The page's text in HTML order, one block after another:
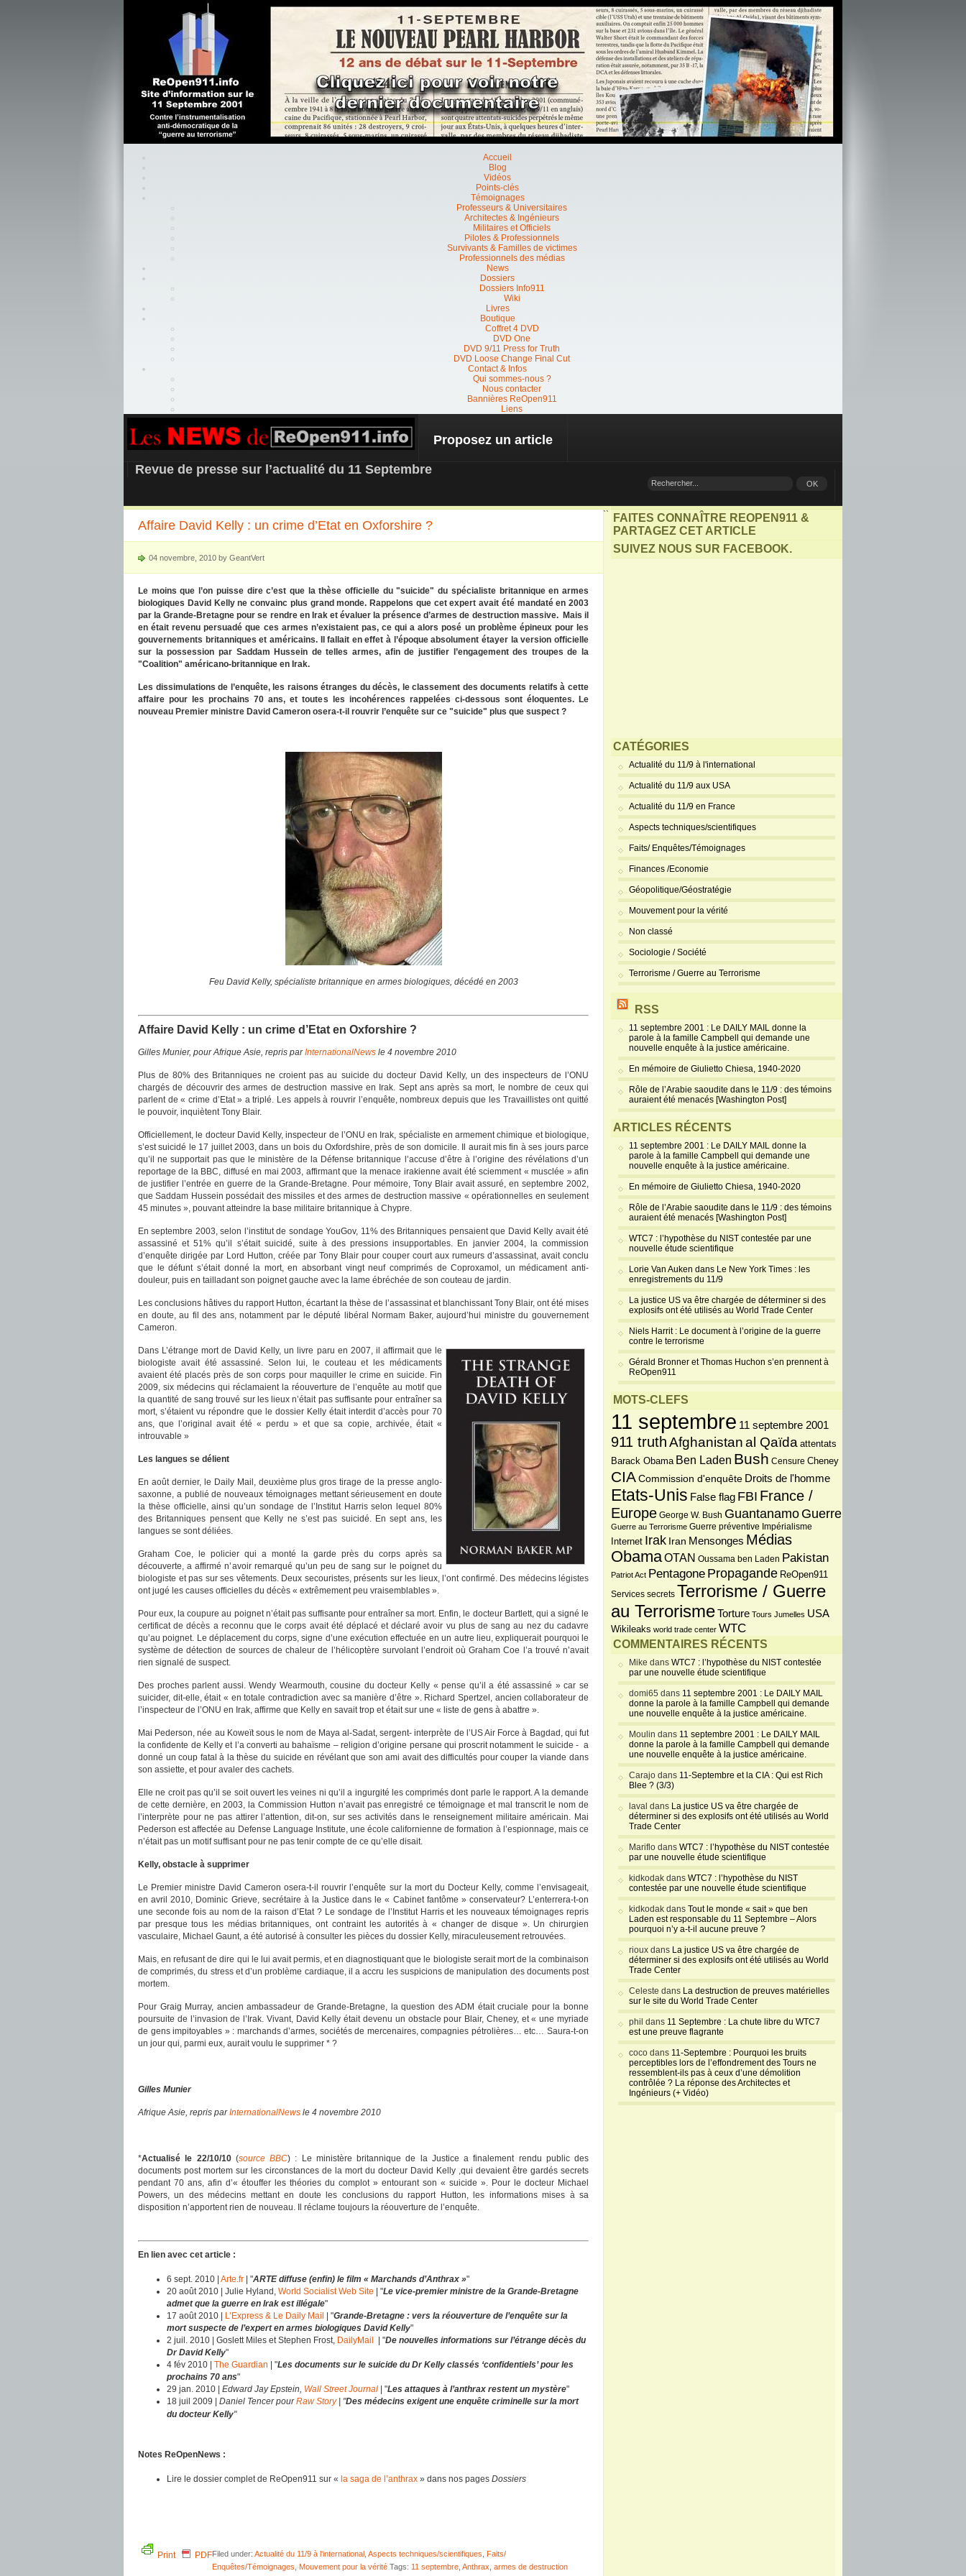
Accueil
Blog
Vidéos
Points-clés
Témoignages
Professeurs & Universitaires
Architectes & Ingénieurs
Militaires et Officiels
Pilotes & Professionnels
Survivants & Familles de victimes
Professionnels des médias
News
Dossiers
Dossiers Info911
Wiki
Livres
Boutique
Coffret 4 DVD
DVD One
DVD 9/11 Press for Truth
DVD Loose Change Final Cut
Contact & Infos
Qui sommes-nous ?
Nous contacter
Bannières ReOpen911
Liens
REOPEN911 – NEWS
Proposez un article
Revue de presse sur l’actualité du 11 Septembre
Affaire David Kelly : un crime d’Etat en Oxforshire ?
04 novembre, 2010 by GeantVert
Le moins que l’on puisse dire c’est que la thèse officielle du "suicide" du spécialiste britannique en armes
biologiques David Kelly ne convainc plus grand monde. Rappelons que cet expert avait été mandaté en 2003
par la Grande-Bretagne pour se rendre en Irak et évaluer la présence d’armes de destruction massive. Mais il
en était revenu persuadé que ces armes n’existaient pas, ce qui a alors posé un problème épineux pour les
gouvernements britanniques et américains. Il fallait en effet à l’époque absolumentétayer la version officielle
sur la possession par Saddam Hussein de telles armes, afin de justifier l’engagement des troupes de la
"Coalition" américano-britannique en Irak.
Les dissimulations de l’enquête, les raisons étranges du décès, le classement des documents relatifs à cette
affaire pour les prochains 70 ans, et toutes les incohérences rappelées ci-dessous sont éloquentes. Le
nouveau Premier ministre David Cameron osera-t-il rouvrir l’enquête sur ce "suicide" plus que suspect ?
Feu David Kelly, spécialiste britannique en armes biologiques, décédé en 2003
Affaire David Kelly : un crime d’Etat en Oxforshire ?
Gilles Munier, pour Afrique Asie, repris parInternationalNews le 4 novembre 2010
Plus de 80% des Britanniques ne croient pas au suicide du docteur David Kelly, un des inspecteurs de l’ONU
chargés de découvrir des armes de destruction massive en Irak. Sept ans après sa mort, le nombre de ceux qui
parlent de « crime d’Etat » a triplé. Les appels à rouvrir l’enquête, nombreux depuis que les Travaillistes ont quitté
le pouvoir, inquiètent Tony Blair.
Officiellement, le docteur David Kelly, inspecteur de l’ONU en Irak, spécialiste en armement chimique et biologique,
s’est suicidé le 17 juillet 2003, dans un bois du Oxfordshire, près de son domicile. Il aurait mis fin à ses jours parce
qu’il ne supportait pas que le ministère de la Défense britannique l’accuse d’être à l’origine des révélations d’un
reportage de la BBC, diffusé en mai 2003, affirmant que la menace irakienne avait été sciemment « musclée » afin
de justifier l’entrée en guerre de la Grande-Bretagne. Pour mémoire, Tony Blair avait assuré, en septembre 2002,
que Saddam Hussein possédait des missiles et des armes de destruction massive « opérationnelles en seulement
45 minutes », pouvant atteindre la base militaire britannique à Chypre.
En septembre 2003, selon l’institut de sondage YouGov, 11% des Britanniques pensaient que David Kelly avait été
assassiné et 51% qu’il s’était suicidé, suite à des pressions insupportables. En janvier 2004, la commission
d’enquête dirigée par Lord Hutton, créée par Tony Blair pour couper court aux rumeurs d’assassinat, avait conclu
que le défunt s’était donné la mort, en absorbant vingt neuf comprimés de Coproxamol, un médicament anti-
douleur, puis en tailladant son poignet gauche avec la lame ébréchée de son couteau de jardin.
Les conclusions hâtives du rapport Hutton, écartant la thèse de l’assassinat et blanchissant Tony Blair, ont été mises
en doute, au fil des ans, notamment par le député libéral Normam Baker, aujourd’hui ministre du gouvernement
Cameron.
Dans L’étrange mort de David Kelly, un livre paru en 2007, il affirmait que le
biologiste avait été assassiné. Selon lui, le couteau et les médicaments
avaient été placés près de son corps pour maquiller le crime en suicide. Fin
2009, six médecins qui réclamaient la réouverture de l’enquête au motif que
la quantité de sang trouvé sur les lieux n’était pas suffisante pour entraîner sa
mort, s’étaient vu répondre que le dossier Kelly était interdit d’accès pour 70
ans, que l’original avait été « perdu » et que sa copie, archivée, était «
introuvable »
Les langues se délient
En août dernier, le Daily Mail, deuxième plus gros tirage de la presse anglo-
saxonne, a publié de nouveaux témoignages mettant sérieusement en doute
la thèse officielle, ainsi qu’un sondage de l’Institut Harris selon lequel 80%
des Britanniques pensent que Kelly ne s’est pas suicidé. En sept ans, les
langues se sont déliées.
Graham Coe, le policier qui a monté la garde près du corps après sa
découverte, a affirmé n’avoir remarqué qu’un peu de sang sur le poignet du
biologiste et pas sur ses vêtements. Deux secouristes, présents sur les lieux, l’ont confirmé. Des médecins légistes
ont jugé les causes officielles du décès « extrêmement peu vraisemblables ».
Pour eux, la coupure au poignet n’était pas suffisante pour entraîner sa mort. Enfin, le docteur Bartlett, qui a signé le
certificat de décès a reconnu que le corps avait été déplacé et déclaré avoir vu plus de sang au nez du cadavre
qu’au poignet. Le déplacement du corps, signe d’une exécution effectuée en un autre lieu, expliquerait pourquoi le
système de détection de sources de chaleur de l’hélicoptère survolant l’endroit où Graham Coe l’a trouvé n’avait
rien signalé de suspect.
Des proches parlent aussi. Wendy Wearmouth, cousine du docteur Kelly « pense qu’il a été assassiné » car se
suicider, dit-elle, était « en totale contradiction avec sa manière d’être ». Richard Spertzel, ancien collaborateur de
l’inspecteur de l’ONU en Irak, affirme que Kelly en savait trop et était sur une « liste de gens à abattre ».
Mai Pederson, née au Koweït sous le nom de Maya al-Sadat, sergent- interprète de l’US Air Force à Bagdad, qui fut
la confidente de Kelly et l’a converti au bahaïsme – religion d’origine persane qui proscrit notamment le suicide - a
donné un coup fatal à la thèse du suicide en révélant que son ami avait des difficultés pour couper la viande dans
son assiette, et pour avaler des cachets.
Elle ne croit pas qu’il se soit ouvert les veines ni qu’il a ingurgité les comprimés dont parle le rapport. A la demande
de cette dernière, en 2003, la Commission Hutton n’avait pas enregistré ce témoignage et mal transcrit le nom de
l’interprète pour ne pas attirer l’attention, dit-on, sur ses activités dans le renseignement militaire américain. Mai
Pederson est affectée au Defense Language Institute, une école californienne de formation à l’espionnage, mais ce
n’était pas un motif suffisant pour ne pas tenir compte de ce qu’elle disait.
Kelly, obstacle à supprimer
Le Premier ministre David Cameron osera-t-il rouvrir l’enquête sur la mort du Docteur Kelly, comme l’envisageait,
en avril 2010, Dominic Grieve, secrétaire à la Justice dans le « Cabinet fantôme » conservateur? L’enterrera-t-on
une seconde fois au nom de la raison d’Etat ? Le sondage de l’Institut Harris et les nouveaux témoignages repris
par presque tous les médias britanniques, ont contraint les autorités à « changer de disque ». Un chirurgien
vasculaire, Michael Gaunt, a été autorisé à consulter les pièces du dossier Kelly, miraculeusement retrouvées.
Mais, en refusant de dire qui le lui avait permis, et en diagnostiquant que le biologiste serait mort de la combinaison
de comprimés, du stress et d’un problème cardiaque, il a accru les suspicions de manipulation des documents post
mortem.
Pour Graig Murray, ancien ambassadeur de Grande-Bretagne, la question des ADM était cruciale pour la bonne
poursuite de l’invasion de l’Irak. Vivant, David Kelly était devenu un obstacle pour Blair, Cheney, et « une myriade
de gens impitoyables » : marchands d’armes, sociétés de mercenaires, compagnies pétrolières… etc… Saura-t-on
un jour qui, parmi eux, aurait voulu le supprimer * ?
Gilles Munier
Afrique Asie, repris parInternationalNews le 4 novembre 2010
*Actualisé le 22/10/10 (source BBC) : Le ministère britannique de la Justice a finalement rendu public des
documents post mortem sur les circonstances de la mort du docteur David Kelly ,qui devaient être gardés secrets
pendant 70 ans, afin d’« étouffer les théories du complot » entourant son « suicide ». Pour le docteur Michael
Powers, un des médecins mettant en doute les conclusions du rapport Hutton, les informations mises à sa
disposition n’apportent rien de nouveau. Il réclame toujours la réouverture de l’enquête.
En lien avec cet article :
6 sept. 2010 | Arte.fr | "ARTE diffuse (enfin) le film « Marchands d’Anthrax »"
20 août 2010 | Julie Hyland, World Socialist Web Site | "Le vice-premier ministre de la Grande-Bretagne
admet que la guerre en Irak est illégale"
17 août 2010 |
L’Express & Le Daily Mail | "Grande-Bretagne : vers la réouverture de l’enquête sur la
mort suspecte de l’expert en armes biologiques David Kelly"
2 juil. 2010 | Goslett Miles et Stephen Frost, DailyMail | "De nouvelles informations sur l’étrange décès du
Dr David Kelly"
4 fév 2010 | The Guardian | "Les documents sur le suicide du Dr Kelly classés ‘confidentiels’ pour les
prochains 70 ans"
29 jan. 2010 | Edward Jay Epstein, Wall Street Journal | "Les attaques à l’anthrax restent un mystère"
18 juil 2009 | Daniel Tencer pourRaw Story| "Des médecins exigent une enquête criminelle sur la mort
du docteur Kelly"
Notes ReOpenNews :
Lire le dossier complet de ReOpen911 sur « la saga de l’anthrax » dans nos pages Dossiers
Print PDFFiled under: Actualité du 11/9 à l'international Aspects techniques/scientifiques
Faits/
Enquêtes/Témoignages
Mouvement pour la vérité Tags: 11 septembre Anthrax armes de destruction
``
FAITES CONNAÎTRE REOPEN911 &
PARTAGEZ CET ARTICLE
SUIVEZ NOUS SUR FACEBOOK.
CATÉGORIES
Actualité du 11/9 à l'international
Actualité du 11/9 aux USA
Actualité du 11/9 en France
Aspects techniques/scientifiques
Faits/ Enquêtes/Témoignages
Finances /Economie
Géopolitique/Géostratégie
Mouvement pour la vérité
Non classé
Sociologie / Société
Terrorisme / Guerre au Terrorisme
RSS
11 septembre 2001 : Le DAILY MAIL donne la
parole à la famille Campbell qui demande une
nouvelle enquête à la justice américaine.
En mémoire de Giulietto Chiesa, 1940-2020
Rôle de l’Arabie saoudite dans le 11/9 : des témoins
auraient été menacés [Washington Post]
ARTICLES RÉCENTS
11 septembre 2001 : Le DAILY MAIL donne la
parole à la famille Campbell qui demande une
nouvelle enquête à la justice américaine.
En mémoire de Giulietto Chiesa, 1940-2020
Rôle de l’Arabie saoudite dans le 11/9 : des témoins
auraient été menacés [Washington Post]
WTC7 : l’hypothèse du NIST contestée par une
nouvelle étude scientifique
Lorie Van Auken dans Le New York Times : les
enregistrements du 11/9
La justice US va être chargée de déterminer si des
explosifs ont été utilisés au World Trade Center
Niels Harrit : Le document à l’origine de la guerre
contre le terrorisme
Gérald Bronner et Thomas Huchon s’en prennent à
ReOpen911
MOTS-CLEFS
11 septembre 11 septembre 2001
911 truthAfghanistanal Qaïda attentats
Barack Obama Ben Laden Bush Censure Cheney
CIA Commission d'enquête Droits de l'homme
Etats-Unis False flag FBI France /
Europe George W. Bush Guantanamo Guerre
Guerre au Terrorisme Guerre préventive Impérialisme
Internet Irak Iran Mensonges Médias
ObamaOTAN Oussama ben Laden Pakistan
Patriot Act Pentagone Propagande ReOpen911
Services secrets Terrorisme / Guerre
au TerrorismeTorture Tours Jumelles USA
Wikileaks world trade center WTC
COMMENTAIRES RÉCENTS
Mike dans WTC7 : l’hypothèse du NIST contestée
par une nouvelle étude scientifique
domi65 dans 11 septembre 2001 : Le DAILY MAIL
donne la parole à la famille Campbell qui demande
une nouvelle enquête à la justice américaine.
Moulin dans 11 septembre 2001 : Le DAILY MAIL
donne la parole à la famille Campbell qui demande
une nouvelle enquête à la justice américaine.
Carajo dans 11-Septembre et la CIA : Qui est Rich
Blee ? (3/3)
laval dans La justice US va être chargée de
déterminer si des explosifs ont été utilisés au World
Trade Center
Mariflo dans WTC7 : l’hypothèse du NIST contestée
par une nouvelle étude scientifique
kidkodak dans WTC7 : l’hypothèse du NIST
contestée par une nouvelle étude scientifique
kidkodak dans Tout le monde « sait » que ben
Laden est responsable du 11 Septembre – Alors
pourquoi n’y a-t-il aucune preuve ?
rioux dans La justice US va être chargée de
déterminer si des explosifs ont été utilisés au World
Trade Center
Celeste dans La destruction de preuves matérielles
sur le site du World Trade Center
phil dans 11 Septembre : La chute libre du WTC7
est une preuve flagrante
coco dans 11-Septembre : Pourquoi les bruits
perceptibles lors de l’effondrement des Tours ne
ressemblent-ils pas à ceux d’une démolition
contrôlée ? La réponse des Architectes et
Ingénieurs (+ Vidéo)